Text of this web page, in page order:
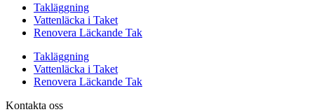
Takläggning
Vattenläcka i Taket
Renovera Läckande Tak
Takläggning
Vattenläcka i Taket
Renovera Läckande Tak
Kontakta oss